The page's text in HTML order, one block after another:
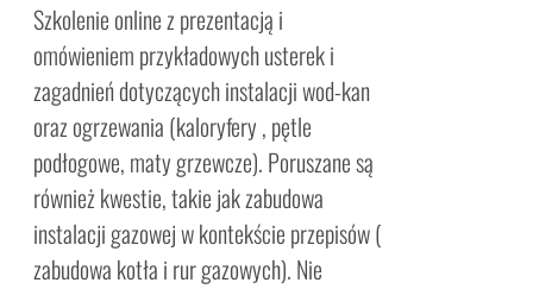
Szkolenie online z prezentacją i
omówieniem przykładowych usterek i
zagadnień dotyczących instalacji wod-kan
oraz ogrzewania (kaloryfery , pętle
podłogowe, maty grzewcze). Poruszane są
również kwestie, takie jak zabudowa
instalacji gazowej w kontekście przepisów (
zabudowa kotła i rur gazowych). Nie